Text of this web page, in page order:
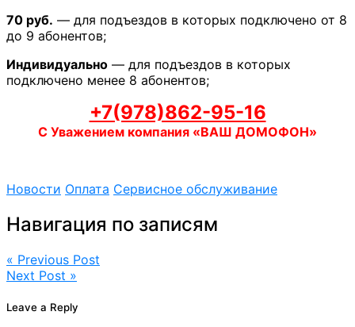
70 руб. — для подъездов в которых подключено от 8
до 9 абонентов;
Индивидуально — для подъездов в которых
подключено менее 8 абонентов;
+7(978)862-95-16
С Уважением компания «ВАШ ДОМОФОН»
Новости Оплата Сервисное обслуживание
Навигация по записям
« Previous Post
Next Post »
Leave a Reply